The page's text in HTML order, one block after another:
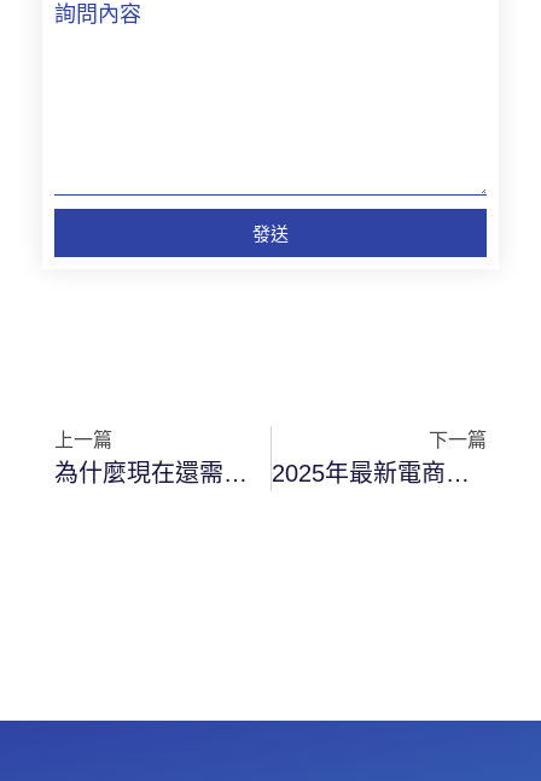
詢問內容
發送
上一篇
為什麼現在還需要做網站?
下一篇
2025年最新電商趨勢：如何打造符合時代需求的網站？